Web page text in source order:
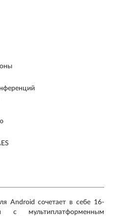
Android сочетает в себе 16-
с мультиплатформенным